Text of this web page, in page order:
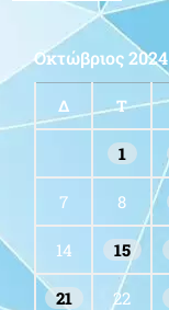
Οκτώβριος 2024
Δ Τ
1
7 8
14 15
21 22